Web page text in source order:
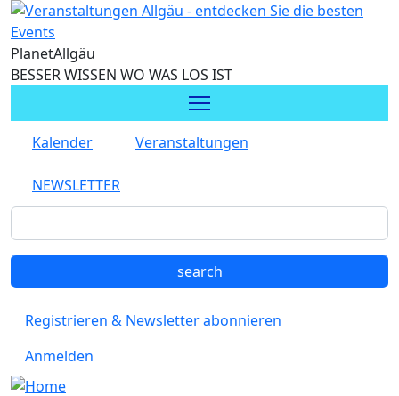
Direkt zum Inhalt
PlanetAllgäu
BESSER WISSEN WO WAS LOS IST
Kalender Veranstaltungen
NEWSLETTER
Registrieren & Newsletter abonnieren
Anmelden